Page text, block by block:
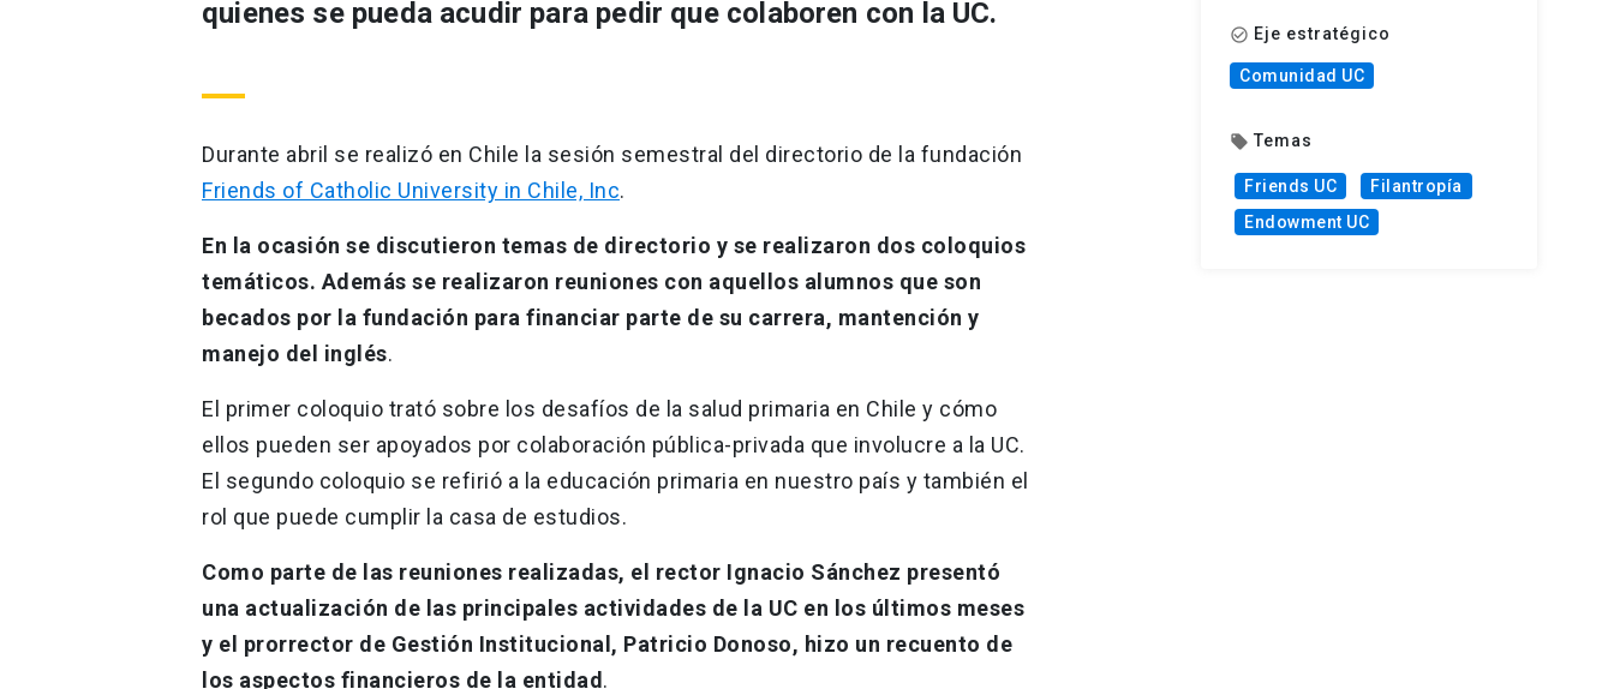
quienes se pueda acudir para pedir que colaboren con la UC.
Durante abril se realizó en Chile la sesión semestral del directorio de la fundación
Friends of Catholic University in Chile, Inc.
En la ocasión se discutieron temas de directorio y se realizaron dos coloquios
temáticos. Además se realizaron reuniones con aquellos alumnos que son
becados por la fundación para financiar parte de su carrera, mantención y
manejo del inglés.
El primer coloquio trató sobre los desafíos de la salud primaria en Chile y cómo
ellos pueden ser apoyados por colaboración pública-privada que involucre a la UC.
El segundo coloquio se refirió a la educación primaria en nuestro país y también el
rol que puede cumplir la casa de estudios.
Como parte de las reuniones realizadas, el rector Ignacio Sánchez presentó
una actualización de las principales actividades de la UC en los últimos meses
y el prorrector de Gestión Institucional, Patricio Donoso, hizo un recuento de
los aspectos financieros de la entidad .
check_circle_outline Eje estratégico
Comunidad UC
local_offer Temas
Friends UC
Filantropía
Endowment UC